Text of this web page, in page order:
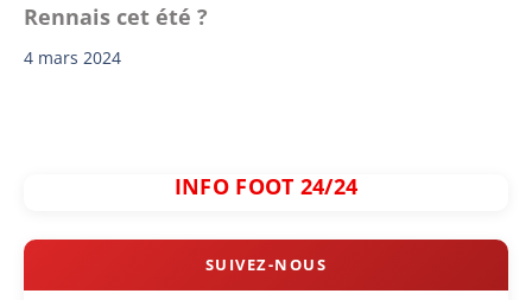
Rennais cet été ?
4 mars 2024
INFO FOOT 24/24